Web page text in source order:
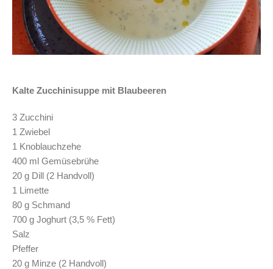
Kalte Zucchinisuppe mit Blaubeeren
3 Zucchini
1 Zwiebel
1 Knoblauchzehe
400 ml Gemüsebrühe
20 g Dill (2 Handvoll)
1 Limette
80 g Schmand
700 g Joghurt (3,5 % Fett)
Salz
Pfeffer
20 g Minze (2 Handvoll)